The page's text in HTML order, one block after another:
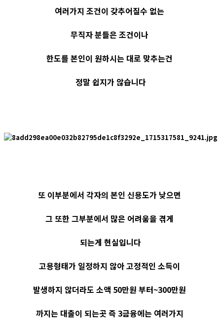
여러가지 조건이 갖추어질수 없는
무직자 분들은 조건이나
한도를 본인이 원하시는 대로 맞추는건
정말 쉽지가 않습니다
또 이부분에서 각자의 본인 신용도가 낮으면
그 또한 그부분에서 많은 어려움을 겪게
되는게 현실입니다
고용형태가 일정하지 않아 고정적인 소득이
발생하지 않더라도 소액 50만원 부터~300만원
까지는 대출이 되는곳 즉 3금융에는 여러가지